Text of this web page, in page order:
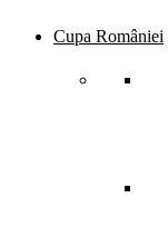
Cupa României